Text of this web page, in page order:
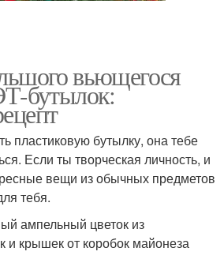
вьющегося
бутылок:
пластиковую бутылку, она тебе
Если ты творческая личность, и
вещи из обычных предметов
тебя.
ампельный цветок из
и крышек от коробок майонеза